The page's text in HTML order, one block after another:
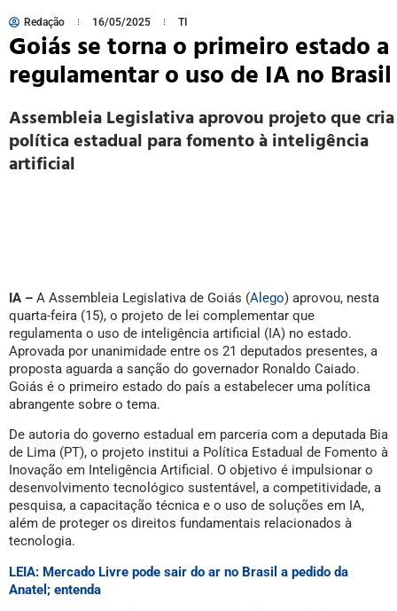
Redação 16/05/2025 TI
Goiás se torna o primeiro estado a
regulamentar o uso de IA no Brasil
Assembleia Legislativa aprovou projeto que cria
política estadual para fomento à inteligência
artificial
IA – A Assembleia Legislativa de Goiás (Alego) aprovou, nesta
quarta-feira (15), o projeto de lei complementar que
regulamenta o uso de inteligência artificial (IA) no estado.
Aprovada por unanimidade entre os 21 deputados presentes, a
proposta aguarda a sanção do governador Ronaldo Caiado.
Goiás é o primeiro estado do país a estabelecer uma política
abrangente sobre o tema.
De autoria do governo estadual em parceria com a deputada Bia
de Lima (PT), o projeto institui a Política Estadual de Fomento à
Inovação em Inteligência Artificial. O objetivo é impulsionar o
desenvolvimento tecnológico sustentável, a competitividade, a
pesquisa, a capacitação técnica e o uso de soluções em IA,
além de proteger os direitos fundamentais relacionados à
tecnologia.
LEIA: Mercado Livre pode sair do ar no Brasil a pedido da
Anatel; entenda